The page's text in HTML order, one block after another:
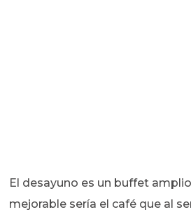
El desayuno es un buffet
mejorable sería el café que al